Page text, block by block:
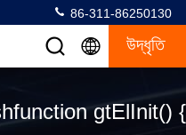
86-311-86250130
উদ্ধৃতি
gtElInit()